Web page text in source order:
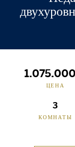
ЦЕНА
3
КОМНАТЫ